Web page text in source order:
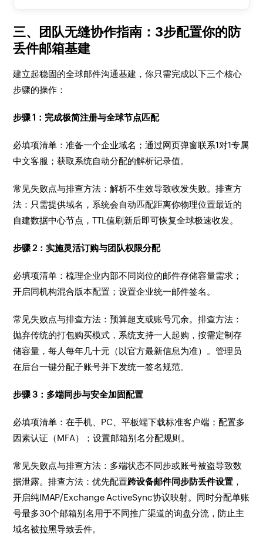
三、团队无缝协作指南：3步配置你的防
丢件邮箱基建
建立起稳固的全球邮件沟通基建，你只需完成以下三个核心
步骤的操作：
步骤 1：完成极简注册与全球节点匹配
必填项清单：准备一个企业域名；通过网页弹窗联系1对1专属
中文客服；获取系统自动分配的解析记录值。
常见失败点与排查方法：解析不生效导致收发失败。排查方
法：只需提供域名，系统会自动匹配距离你物理位置最近的
自建数据中心节点，TTL值刷新后即可恢复全球极速收发。
步骤 2：实施灵活订购与团队权限分配
必填项清单：梳理企业内部不同岗位的邮件存储容量需求；
开启同机构混合版本配置；设置企业统一邮件签名。
常见失败点与排查方法：预算超支或账号冗余。排查方法：
抛弃传统的打包购买模式，系统支持一人起购，按需定制存
储容量，每人每年几十元（以官方最新信息为准）。管理员
在后台一键分配子账号并下发统一签名规范。
步骤 3：多端同步与安全加固配置
必填项清单：在手机、PC、平板端下载标准客户端；配置多
因素认证（MFA）；设置邮箱别名分配规则。
常见失败点与排查方法：多端状态不同步或账号被盗导致数
据泄露。排查方法：优先配置跨设备邮件同步防丢件设置 ，
开启纯IMAP/Exchange ActiveSync协议映射。同时分配单账
号最多30个邮箱别名用于不同推广渠道的询盘分流，防止主
域名被拉黑导致丢件。